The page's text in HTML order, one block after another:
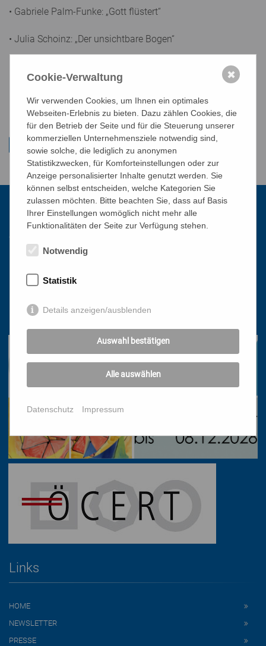
• Gabriele Palm-Funke: „Gott flüstert“
• Julia Schoinz: „Der unsichtbare Bogen“
Kontakt
1010 Wien, Stephansplatz 3
office@bildungswerk.at
Links
HOME
NEWSLETTER
PRESSE
Cookie-Verwaltung
Wir verwenden Cookies, um Ihnen ein optimales
Webseiten-Erlebnis zu bieten. Dazu zählen Cookies, die
für den Betrieb der Seite und für die Steuerung unserer
kommerziellen Unternehmensziele notwendig sind,
sowie solche, die lediglich zu anonymen
Statistikzwecken, für Komforteinstellungen oder zur
Anzeige personalisierter Inhalte genutzt werden. Sie
können selbst entscheiden, welche Kategorien Sie
zulassen möchten. Bitte beachten Sie, dass auf Basis
Ihrer Einstellungen womöglich nicht mehr alle
Funktionalitäten der Seite zur Verfügung stehen.
Notwendig
Statistik
Details anzeigen/ausblenden
Auswahl bestätigen
Alle auswählen
Datenschutz Impressum
✖